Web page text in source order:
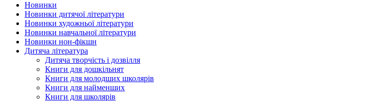
Новинки
Новинки дитячої літератури
Новинки художньої літератури
Новинки навчальної літератури
Новинки нон-фікшн
Дитяча література
Дитяча творчість і дозвілля
Книги для дошкільнят
Книги для молодших школярів
Книги для найменших
Книги для школярів